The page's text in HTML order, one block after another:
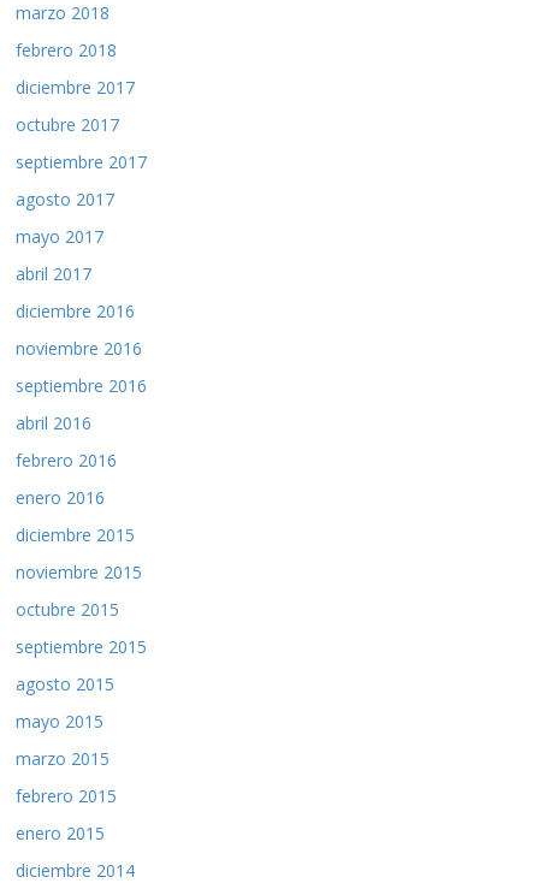
marzo 2018
febrero 2018
diciembre 2017
octubre 2017
septiembre 2017
agosto 2017
mayo 2017
abril 2017
diciembre 2016
noviembre 2016
septiembre 2016
abril 2016
febrero 2016
enero 2016
diciembre 2015
noviembre 2015
octubre 2015
septiembre 2015
agosto 2015
mayo 2015
marzo 2015
febrero 2015
enero 2015
diciembre 2014